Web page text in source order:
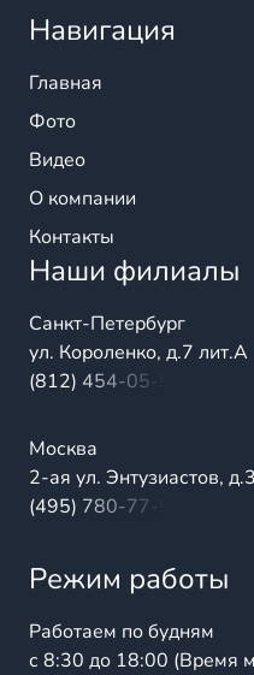
Навигация
Главная
Фото
Видео
О компании
Контакты
Наши филиалы
Санкт-Петербург
ул. Короленко, д.7 лит.А
(812) 454-05-54
Москва
2-ая ул. Энтузиастов, д.3
(495) 780-77-98
Режим работы
Работаем по будням
с 8:30 до 18:00 (Время